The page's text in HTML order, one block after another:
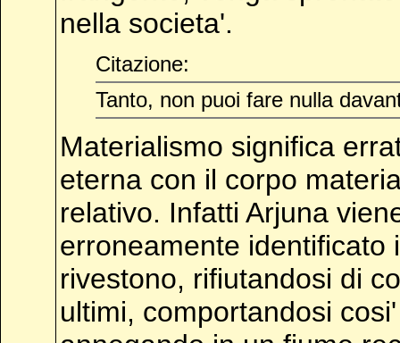
nella societa'.
Citazione:
Tanto, non puoi fare nulla
Materialismo significa
eterna con il corpo
relativo. Infatti Arjuna
erroneamente identificato
rivestono, rifiutandosi di
ultimi, comportandosi